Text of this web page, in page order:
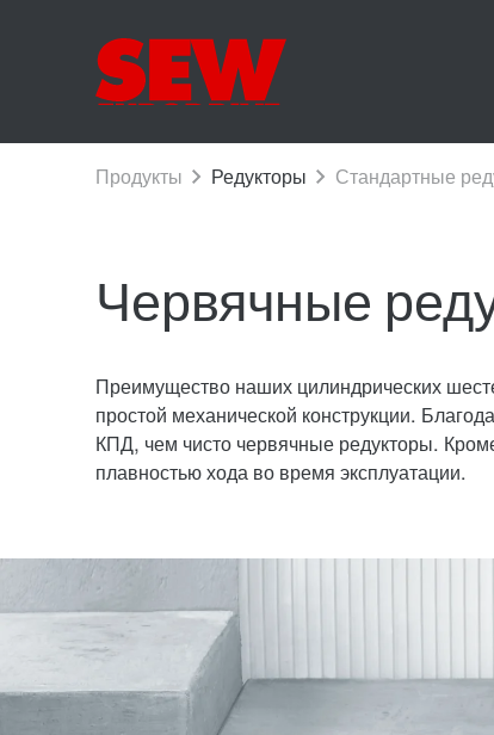
Червячные
Преимущество наших цилиндрических
простой механической конструкции.
КПД, чем чисто червячные редукторы.
плавностью хода во время эксплуатации.